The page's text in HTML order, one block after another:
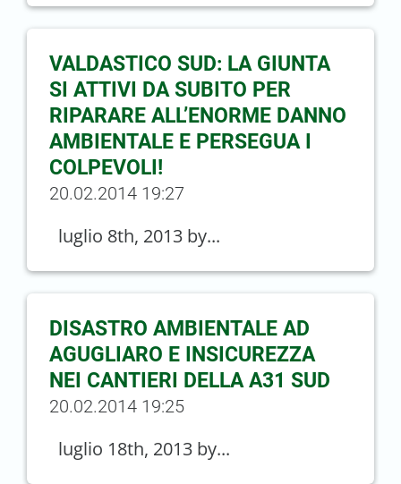
VALDASTICO SUD: LA GIUNTA
SI ATTIVI DA SUBITO PER
RIPARARE ALL’ENORME DANNO
AMBIENTALE E PERSEGUA I
COLPEVOLI!
20.02.2014 19:27
luglio 8th, 2013 by...
DISASTRO AMBIENTALE AD
AGUGLIARO E INSICUREZZA
NEI CANTIERI DELLA A31 SUD
20.02.2014 19:25
luglio 18th, 2013 by...